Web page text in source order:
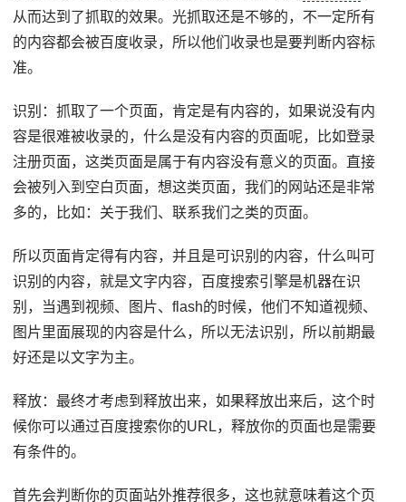
从而达到了抓取的效果。光抓取还是不够的，不一定所有
的内容都会被百度收录，所以他们收录也是要判断内容标
准。
识别：抓取了一个页面，肯定是有内容的，如果说没有内
容是很难被收录的，什么是没有内容的页面呢，比如登录
注册页面，这类页面是属于有内容没有意义的页面。直接
会被列入到空白页面，想这类页面，我们的网站还是非常
多的，比如：关于我们、联系我们之类的页面。
所以页面肯定得有内容，并且是可识别的内容，什么叫可
识别的内容，就是文字内容，百度搜索引擎是机器在识
别，当遇到视频、图片、flash的时候，他们不知道视频、
图片里面展现的内容是什么，所以无法识别，所以前期最
好还是以文字为主。
释放：最终才考虑到释放出来，如果释放出来后，这个时
候你可以通过百度搜索你的URL，释放你的页面也是需要
有条件的。
首先会判断你的页面站外推荐很多，这也就意味着这个页